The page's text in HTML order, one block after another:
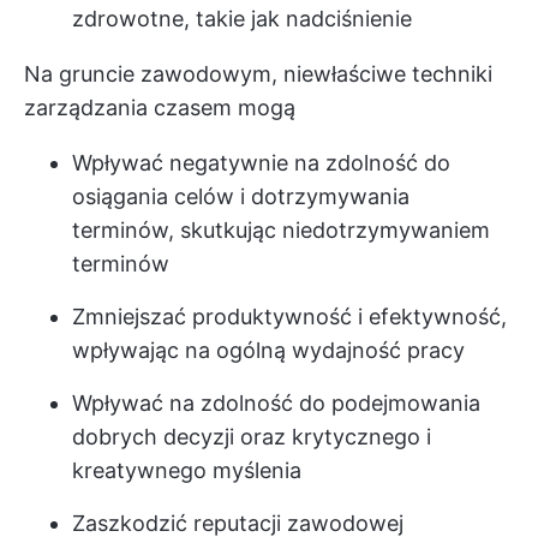
zdrowotne, takie jak nadciśnienie
Na gruncie zawodowym, niewłaściwe techniki
zarządzania czasem mogą
Wpływać negatywnie na zdolność do
osiągania celów i dotrzymywania
terminów, skutkując niedotrzymywaniem
terminów
Zmniejszać produktywność i efektywność,
wpływając na ogólną wydajność pracy
Wpływać na zdolność do podejmowania
dobrych decyzji oraz krytycznego i
kreatywnego myślenia
Zaszkodzić reputacji zawodowej